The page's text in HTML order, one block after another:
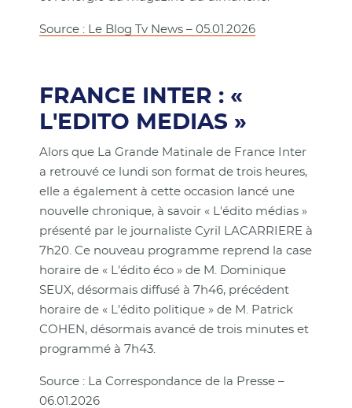
Source : Le Blog Tv News – 05.01.2026
FRANCE INTER : «
L'EDITO MEDIAS »
Alors que La Grande Matinale de France Inter
a retrouvé ce lundi son format de trois heures,
elle a également à cette occasion lancé une
nouvelle chronique, à savoir « L'édito médias »
présenté par le journaliste Cyril LACARRIERE à
7h20. Ce nouveau programme reprend la case
horaire de « L'édito éco » de M. Dominique
SEUX, désormais diffusé à 7h46, précédent
horaire de « L'édito politique » de M. Patrick
COHEN, désormais avancé de trois minutes et
programmé à 7h43.
Source : La Correspondance de la Presse –
06.01.2026